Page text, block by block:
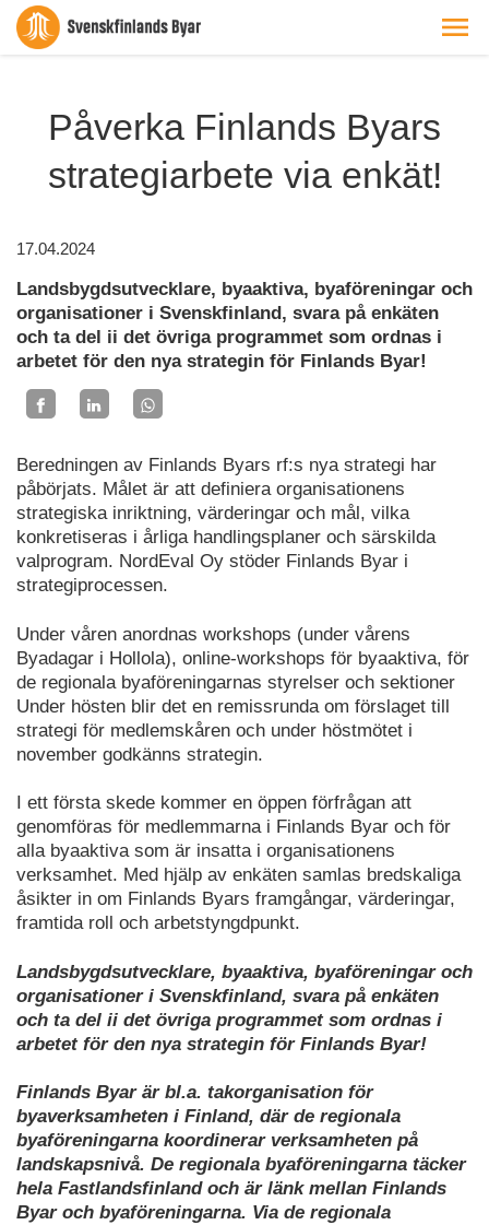
Påverka Finlands Byars
strategiarbete via enkät!
17.04.2024
Landsbygdsutvecklare, byaaktiva, byaföreningar och
organisationer i Svenskfinland, svara på enkäten
och ta del ii det övriga programmet som ordnas i
arbetet för den nya strategin för Finlands Byar!
Beredningen av Finlands Byars rf:s nya strategi har
påbörjats. Målet är att definiera organisationens
strategiska inriktning, värderingar och mål, vilka
konkretiseras i årliga handlingsplaner och särskilda
valprogram. NordEval Oy stöder Finlands Byar i
strategiprocessen.
Under våren anordnas workshops (under vårens
Byadagar i Hollola), online-workshops för byaaktiva, för
de regionala byaföreningarnas styrelser och sektioner
Under hösten blir det en remissrunda om förslaget till
strategi för medlemskåren och under höstmötet i
november godkänns strategin.
I ett första skede kommer en öppen förfrågan att
genomföras för medlemmarna i Finlands Byar och för
alla byaaktiva som är insatta i organisationens
verksamhet. Med hjälp av enkäten samlas bredskaliga
åsikter in om Finlands Byars framgångar, värderingar,
framtida roll och arbetstyngdpunkt.
Landsbygdsutvecklare, byaaktiva, byaföreningar och
organisationer i Svenskfinland, svara på enkäten
och ta del ii det övriga programmet som ordnas i
arbetet för den nya strategin för Finlands Byar!
Finlands Byar är bl.a. takorganisation för
byaverksamheten i Finland, där de regionala
byaföreningarna koordinerar verksamheten på
landskapsnivå. De regionala byaföreningarna täcker
hela Fastlandsfinland och är länk mellan Finlands
Byar och byaföreningarna. Via de regionala